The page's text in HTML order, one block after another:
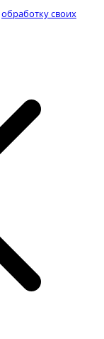
обработку своих